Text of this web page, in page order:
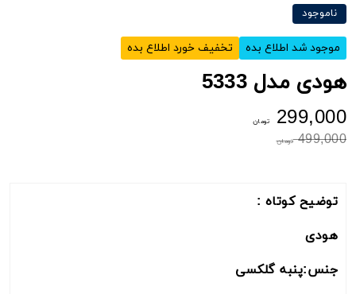
ناموجود
موجود شد اطلاع بده تخفیف خورد اطلاع بده
هودی مدل 5333
299,000 تومان
499,000 تومان
توضیح کوتاه :
هودی
جنس:پنبه گلکسی